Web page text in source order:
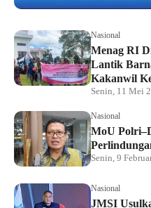
Nasional
Menag RI
Lantik
Kakanwil
Senin, 11 Mei
Nasional
MoU
Senin, 9
Nasional
JMSI